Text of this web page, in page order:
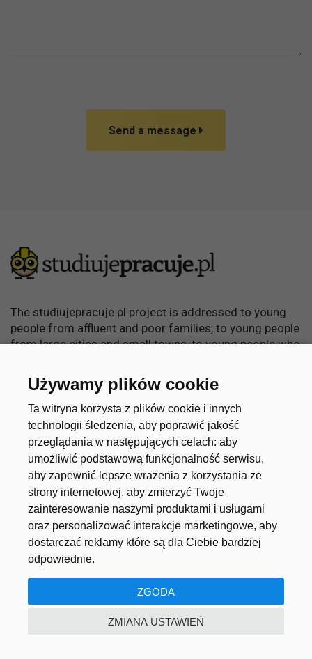
Używamy plików cookie
Ta witryna korzysta z plików cookie i innych
technologii śledzenia, aby poprawić jakość
przeglądania w następujących celach: aby
umożliwić podstawową funkcjonalność serwisu,
aby zapewnić lepsze wrażenia z korzystania ze
strony internetowej, aby zmierzyć Twoje
zainteresowanie naszymi produktami i usługami
oraz personalizować interakcje marketingowe, aby
dostarczać reklamy które są dla Ciebie bardziej
odpowiednie.
ZGODA
ZMIANA USTAWIEŃ
Send a message
The studiujepracuje.pl project is addressed to young
people from affluent and poor families, to young people
from large cities and small towns, to young people who
something in life.
Useful links
About the project
Universities and Schools
Job offers
Account
Create an account
Log in
© 2026. All rights reserved